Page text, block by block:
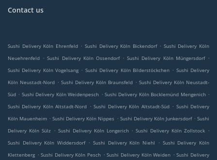
Contact us
Sushi Delivery Köln Ehrenfeld . Sushi Delivery Köln Bickendorf . Sushi Delivery Köln
Neuehrenfeld . Sushi Delivery Köln Ossendorf . Sushi Delivery Köln Müngersdorf .
Sushi Delivery Köln Vogelsang . Sushi Delivery Köln Bilderstöckchen . Sushi Delivery
Köln Neustadt-Nord . Sushi Delivery Köln Braunsfeld . Sushi Delivery Köln Neustadt-
Süd . Sushi Delivery Köln Weidenpesch . Sushi Delivery Köln Bocklemünd Mengenich .
Sushi Delivery Köln Altstadt-Nord . Sushi Delivery Köln Altstadt-Süd . Sushi Delivery
Köln Mauenheim . Sushi Delivery Köln Nippes . Sushi Delivery Köln Junkersdorf . Sushi
Delivery Köln Sülz . Sushi Delivery Köln Longerich . Sushi Delivery Köln Zollstock .
Sushi Delivery Köln Widdersdorf . Sushi Delivery Köln Niehl . Sushi Delivery Köln
Klettenberg . Sushi Delivery Köln Pesch . Sushi Delivery Köln Weiden . Sushi Delivery